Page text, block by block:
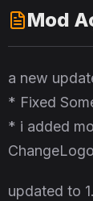
Mod
a new
* Fixed
* i added
updated to